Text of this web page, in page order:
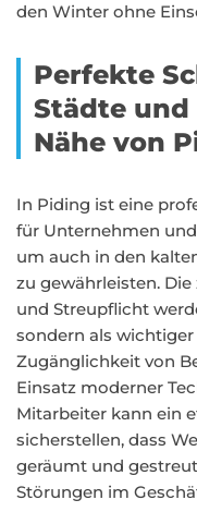
den Winter ohne
Perfekte
Städte
Nähe von
In Piding ist eine
für Unternehmen
um auch in den
zu gewährleisten.
und Streupflicht
sondern als
Zugänglichkeit von
Einsatz moderner
Mitarbeiter kann ein
sicherstellen, dass
geräumt und
Störungen im